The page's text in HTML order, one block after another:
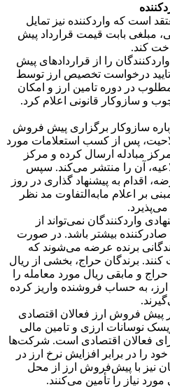
است که واردکننده نیز تمایل
مبلغی بابت قیمت قرارداد پیش
کند.
را از قراردادهای پیش
درخواست تخصیص ارز توسط
در دوره تامین ارز و امکان
و سازوکار قانونی اعلام کرد.
سازوکار برگزاری پیش فروش
پس از کسب استعلامات مورد
مبادله ارسال کرده و مرکز
آن را منتشر می‌کند. سپس
اقدام به پیشنهاد گذاری در روز
بر اعلام مابه‌التفاوت مد نظر
واردکنندگان نمی‌تواند از
صادرکننده بیشتر باشد. در صورت
برنده عرضه می‌شوند که
برندگان حراج، بخشی از ریال
و مابقی ریال مورد معامله را
به حساب فروشنده واریز کرده
پیش فروش ارز فعالان اقتصادی
نوسانات ارزی و تامین مالی
فعالان اقتصادی است. شرکت‌ها
را در برابر افزایش نرخ ارز در
نیز با پیش‌فروش ارز از محل
نیاز را تأمین می‌کنند.